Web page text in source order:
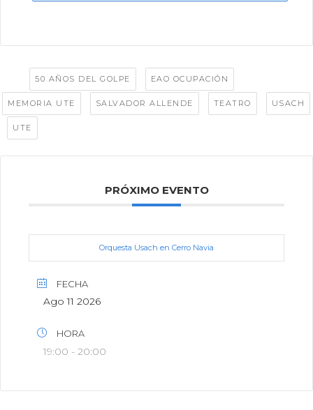
50 AÑOS DEL GOLPE EAO OCUPACIÓN
MEMORIA UTE SALVADOR ALLENDE TEATRO USACH
UTE
PRÓXIMO EVENTO
Orquesta Usach en Cerro Navia
FECHA
Ago 11 2026
HORA
19:00 - 20:00